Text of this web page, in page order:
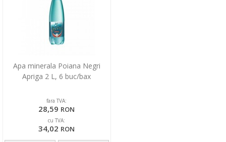
Apa minerala Poiana Negri
Apriga 2 L, 6 buc/bax
fara TVA:
28,59 RON
cu TVA:
34,02 RON